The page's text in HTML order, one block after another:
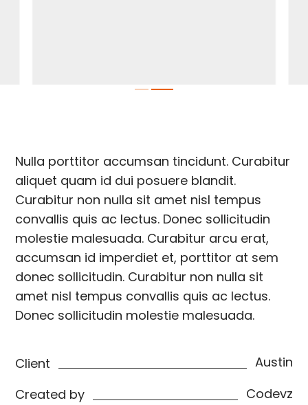
Nulla porttitor accumsan tincidunt. Curabitur
aliquet quam id dui posuere blandit.
Curabitur non nulla sit amet nisl tempus
convallis quis ac lectus. Donec sollicitudin
molestie malesuada. Curabitur arcu erat,
accumsan id imperdiet et, porttitor at sem
donec sollicitudin. Curabitur non nulla sit
amet nisl tempus convallis quis ac lectus.
Donec sollicitudin molestie malesuada.
Client
Austin
Created by
Codevz